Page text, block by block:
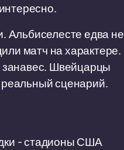
Альбиселесте едва не
матч на характере.
занавес. Швейцарцы
реальный сценарий.
- стадионы США